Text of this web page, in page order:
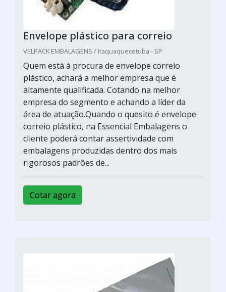
Envelope plástico para correio
VELPACK EMBALAGENS / Itaquaquecetuba - SP
Quem está à procura de envelope correio
plástico, achará a melhor empresa que é
altamente qualificada. Cotando na melhor
empresa do segmento e achando a líder da
área de atuação.Quando o quesito é envelope
correio plástico, na Essencial Embalagens o
cliente poderá contar assertividade com
embalagens produzidas dentro dos mais
rigorosos padrões de...
Cotar agora